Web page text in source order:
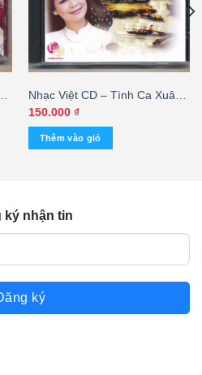
Nhạc Việt CD – Tình Ca Xuân
5
150.000 ₫
Thêm vào giỏ
ký nhận tin
ký